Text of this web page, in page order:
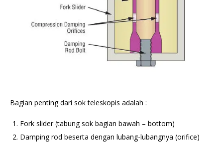
Bagian penting dari sok teleskopis adalah :
Fork slider (tabung sok bagian bawah – bottom)
Damping rod beserta dengan lubang-lubangnya (orifice)